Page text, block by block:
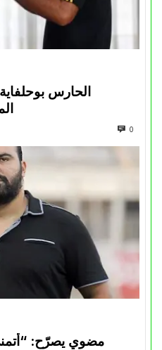
الحارس
0
مضوي يصرّح: